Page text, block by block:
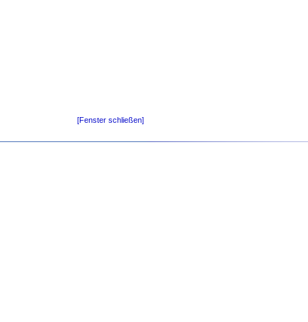
[Fenster schließen]